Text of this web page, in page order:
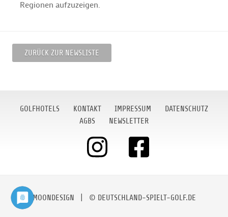
Regionen aufzuzeigen.
ZURÜCK ZUR NEWSLISTE
GOLFHOTELS KONTAKT IMPRESSUM
DATENSCHUTZ
AGBS
NEWSLETTER
MOONDESIGN | © DEUTSCHLAND-SPIELT-GOLF.DE